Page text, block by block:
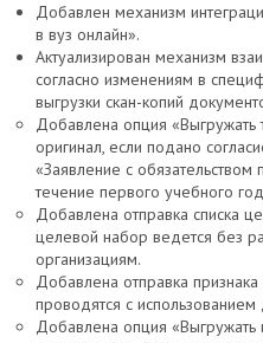
Добавлен механизм
в вуз онлайн».
Актуализирован механизм
согласно изменениям в
выгрузки скан-копий
Добавлена опция
оригинал, если подано
«Заявление с обязательством
течение первого учебного
Добавлена отправка списка
целевой набор ведется без
организациям.
Добавлена отправка признака
проводятся с использованием
Добавлена опция «Выгружать